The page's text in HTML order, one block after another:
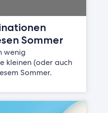
Sommer
wenig
kleinen (oder auch
Sommer.